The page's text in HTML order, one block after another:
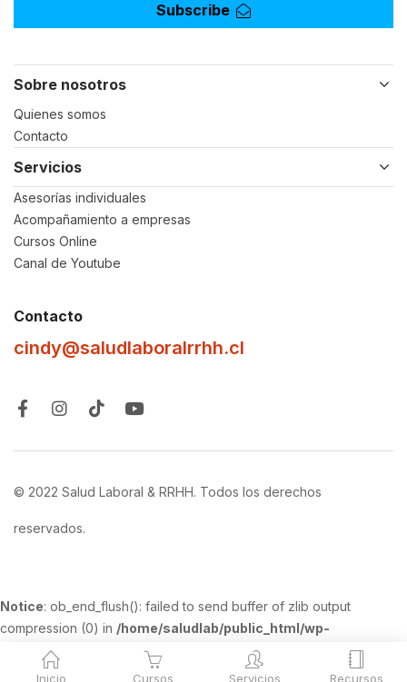
Inicio Cursos Servicios Recursos
Subscribe
Sobre nosotros
Quienes somos
Contacto
Servicios
Asesorías individuales
Acompañamiento a empresas
Cursos Online
Canal de Youtube
Contacto
cindy@saludlaboralrrhh.cl
© 2022 Salud Laboral & RRHH. Todos los derechos
reservados.
Notice: ob_end_flush(): failed to send buffer of zlib output
compression (0) in /home/saludlab/public_html/wp-
includes/functions.php